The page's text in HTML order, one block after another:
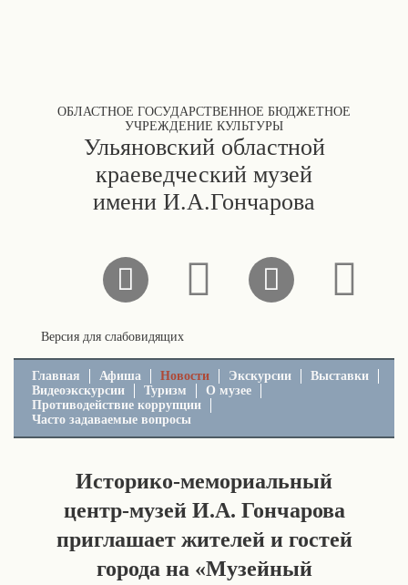
ОБЛАСТНОЕ ГОСУДАРСТВЕННОЕ БЮДЖЕТНОЕ
УЧРЕЖДЕНИЕ КУЛЬТУРЫ
Ульяновский областной
краеведческий музей
имени И.А.Гончарова
Версия для слабовидящих
Главная Афиша Новости Экскурсии
Выставки
Видеоэкскурсии
Туризм
О музее
Противодействие коррупции
Часто задаваемые вопросы
Историко-мемориальный
центр-музей И.А. Гончарова
приглашает жителей и гостей
города на «Музейный